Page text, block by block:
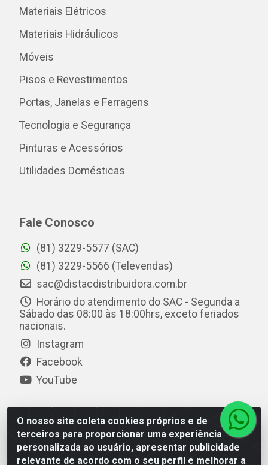
O nosso site coleta cookies próprios e de
terceiros para proporcionar uma experiência
personalizada ao usuário, apresentar publicidade
relevante de acordo com o seu perfil e melhorar a
Materiais Elétricos
Materiais Hidráulicos
Móveis
Pisos e Revestimentos
Portas, Janelas e Ferragens
Tecnologia e Segurança
Pinturas e Acessórios
Utilidades Domésticas
Fale Conosco
(81) 3229-5577 (SAC)
(81) 3229-5566 (Televendas)
sac@distacdistribuidora.com.br
Horário do atendimento do SAC - Segunda a
Sábado das 08:00 às 18:00hrs, exceto feriados
nacionais.
Instagram
Facebook
YouTube
Distac Distribuidora - Av. Durval de Góes Monteiro, 7049
- Jardim Petrópolis - Maceió/AL - CEP 57061-000 - CNPJ
08.072.649/0001-20